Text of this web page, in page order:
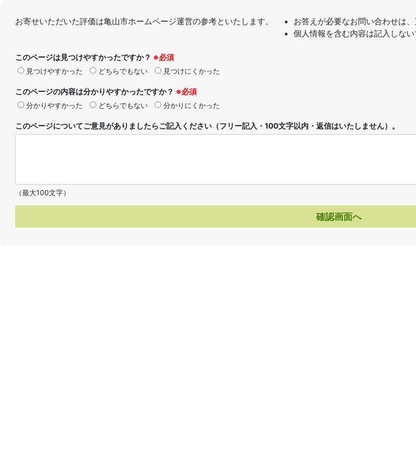
お寄せいただいた評価は亀山市ホームページ運営の参考といたします。
お答えが必要なお問い合わせは
個人情報を含む内容は記入しない
このページは見つけやすかったですか？ ※必須
見つけやすかった どちらでもない 見つけにくかった
このページの内容は分かりやすかったですか？ ※必須
分かりやすかった どちらでもない 分かりにくかった
このページについてご意見がありましたらご記入ください（フリー記入・100文字以内・返信はいたしません）。
（最大100文字）